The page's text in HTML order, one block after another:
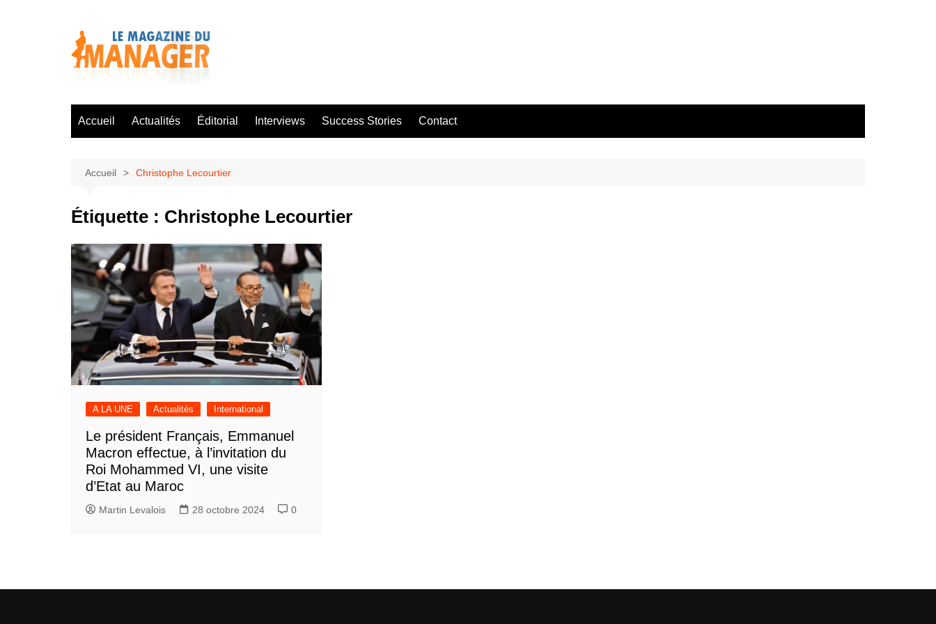
Accueil Actualités Éditorial Interviews Success Stories Contact
Accueil Christophe Lecourtier
Étiquette : Christophe Lecourtier
A LA UNE Actualités International
Le président Français, Emmanuel
Macron effectue, à l’invitation du
Roi Mohammed VI, une visite
d’Etat au Maroc
Martin Levalois 28 octobre 2024 0